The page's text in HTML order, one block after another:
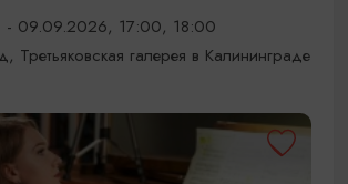
- 09.09.2026, 17:00, 18:00
Третьяковская галерея в Калининграде